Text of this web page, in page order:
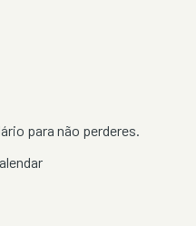
para não perderes.